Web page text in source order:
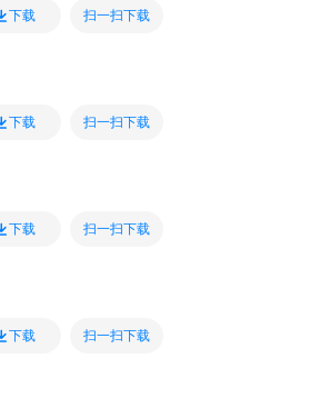
下载 扫一扫下载
下载 扫一扫下载
下载 扫一扫下载
下载 扫一扫下载